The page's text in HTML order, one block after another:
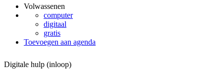
Volwassenen
computer
digitaal
gratis
Toevoegen aan agenda
Digitale hulp (inloop)